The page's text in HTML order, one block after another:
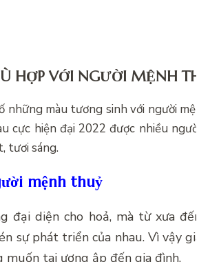
HỢP VỚI NGƯỜI MỆNH
những màu tương sinh với người
cực hiện đại 2022 được nhiều
tươi sáng.
mệnh thuỷ
đại diện cho hoả, mà từ xưa
sự phát triển của nhau. Vì vậy
muốn tai ương ập đến gia đình.